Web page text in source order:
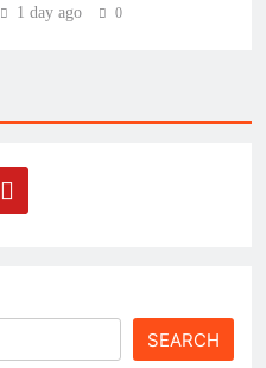
1 day ago 0
SEARCH